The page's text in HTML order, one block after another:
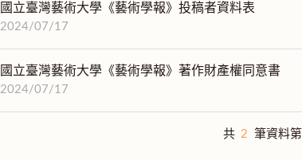
國立臺灣藝術大學《藝術學報》投稿者資料表
2024/07/17
國立臺灣藝術大學《藝術學報》著作財產權同意書
2024/07/17
共 2 筆資料第